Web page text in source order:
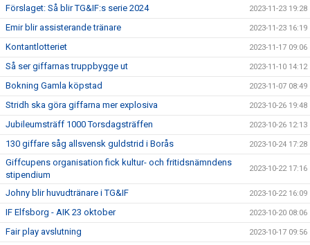
Förslaget: Så blir TG&IF:s serie 2024 2023-11-23 19:28
Emir blir assisterande tränare 2023-11-23 16:19
Kontantlotteriet 2023-11-17 09:06
Så ser giffarnas truppbygge ut 2023-11-10 14:12
Bokning Gamla köpstad 2023-11-07 08:49
Stridh ska göra giffarna mer explosiva 2023-10-26 19:48
Jubileumsträff 1000 Torsdagsträffen 2023-10-26 12:13
130 giffare såg allsvensk guldstrid i Borås 2023-10-24 17:28
Giffcupens organisation fick kultur- och fritidsnämndens
stipendium
2023-10-22 17:16
Johny blir huvudtränare i TG&IF 2023-10-22 16:09
IF Elfsborg - AIK 23 oktober 2023-10-20 08:06
Fair play avslutning 2023-10-17 09:56